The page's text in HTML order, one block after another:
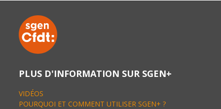
PLUS D'INFORMATION SUR SGEN+
VIDÉOS
POURQUOI ET COMMENT UTILISER SGEN+ ?